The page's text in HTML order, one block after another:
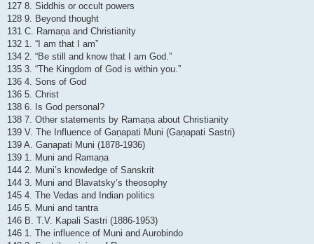
127 8. Siddhis or occult powers
128 9. Beyond thought
131 C. Ramaṇa and Christianity
132 1. “I am that I am”
134 2. “Be still and know that I am God.”
135 3. “The Kingdom of God is within you.”
136 4. Sons of God
136 5. Christ
138 6. Is God personal?
138 7. Other statements by Ramaṇa about Christianity
139 V. The Influence of Gaṇapati Muni (Gaṇapati Sastri)
139 A. Gaṇapati Muni (1878-1936)
139 1. Muni and Ramaṇa
144 2. Muni’s knowledge of Sanskrit
144 3. Muni and Blavatsky’s theosophy
145 4. The Vedas and Indian politics
146 5. Muni and tantra
146 B. T.V. Kapali Sastri (1886-1953)
146 1. The influence of Muni and Aurobindo